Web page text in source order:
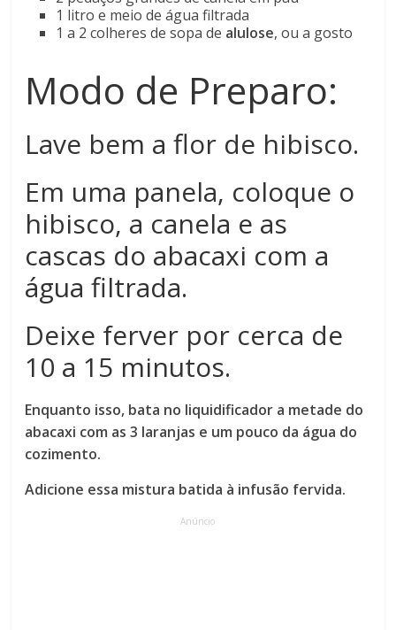
1 litro e meio de água filtrada
1 a 2 colheres de sopa de alulose, ou a gosto
Modo de Preparo:
Lave bem a flor de hibisco.
Em uma panela, coloque o
hibisco, a canela e as
cascas do abacaxi com a
água filtrada.
Deixe ferver por cerca de
10 a 15 minutos.
Enquanto isso, bata no liquidificador a metade do
abacaxi com as 3 laranjas e um pouco da água do
cozimento.
Adicione essa mistura batida à infusão fervida.
Anúncio